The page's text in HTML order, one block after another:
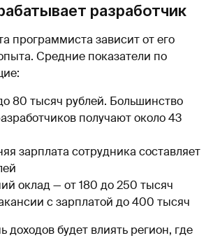
разработчик
программиста зависит от его
Средние показатели по
80 тысяч рублей. Большинство
получают около 43
зарплата сотрудника составляет
оклад — от 180 до 250 тысяч
с зарплатой до 400 тысяч
доходов будет влиять регион, где